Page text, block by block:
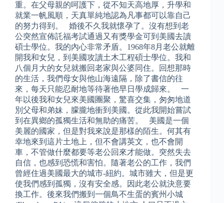
重。在父母親的呵護下，從不知天高地厚，升學和
就業一帆風順，天真單純地認為凡事都可以靠自己
的努力得到。 婚後不久我就懷孕了。沒有想到老
公突然宣佈託福考試通過又有獎學金可到美國去讀
碩士學位。我的內心非常矛盾。1968年8月老公就離
開我和女兒，到美國攻讀土木工程碩士學位。我和
八個月大的女兒就搬回老家與公婆同住。回想那時
的生活，我們母女與他山海遠隔，除了書信的往
來，每天只能忍耐地等待著他早日學成歸來。 一
年以後我和女兒來美國團聚，驚喜交集，匆匆地道
別父母和弟妹，朦朧地衝到美國。從此我開始嘗試
到在異鄉的孤獨生活和無助的痛苦。 美國是一個
美麗的國家，但是對我來說是那樣的陌生。何其有
幸地來到這片土地上，但不會講英文，也不會開
車，不管做什麼都要等老公回來才能做。突然失去
自信，也感到恐慌和害怕。隨著老公的工作，我們
曾經住過美國最大的城市-紐約。城市雖大，但是更
使我們感到孤獨，沒有安全感。因此老公就決意要
換工作。後來我們搬到一個鳥不生蛋的賓州小城